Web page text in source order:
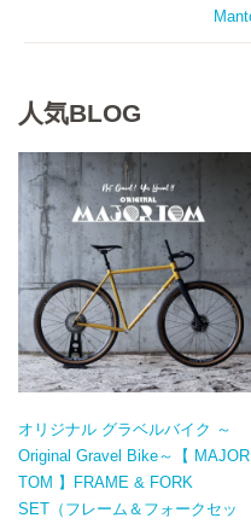
人気BLOG
オリジナル グラベルバイク ～
Original Gravel Bike～【 MAJOR
TOM 】FRAME & FORK
SET（フレーム＆フォークセッ